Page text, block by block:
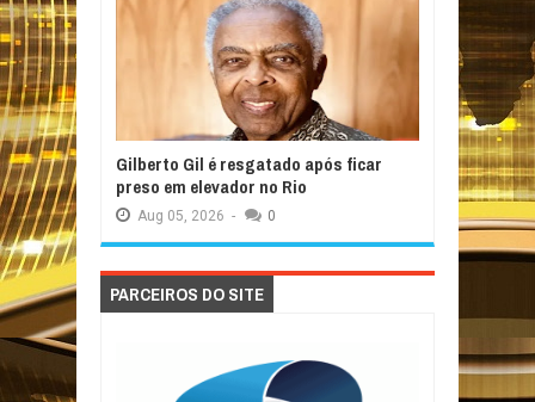
Gilberto Gil é resgatado após ficar
preso em elevador no Rio
Aug 05, 2026 - 0
PARCEIROS DO SITE